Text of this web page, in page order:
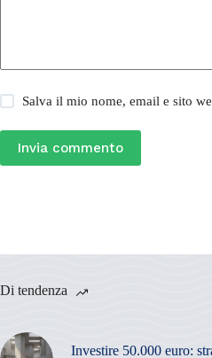
Salva il mio nome, email e sito
Invia commento
Di tendenza
Investire 50.000 euro: